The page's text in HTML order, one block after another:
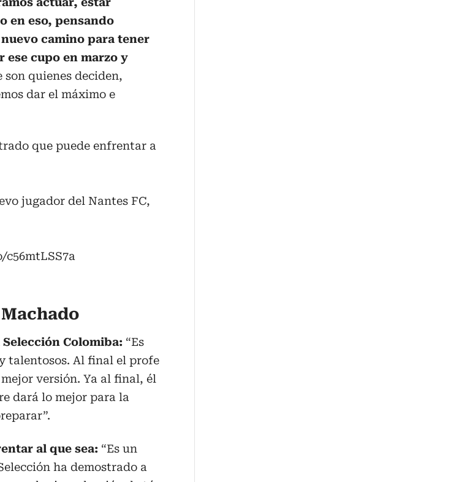
en eso, pensando
camino para tener
ese cupo en marzo y
quienes deciden,
dar el máximo e
que puede enfrentar a
jugador del Nantes FC,
Colomiba: “Es
talentosos. Al final el profe
versión. Ya al final, él
dará lo mejor para la
al que sea: “Es un
ha demostrado a